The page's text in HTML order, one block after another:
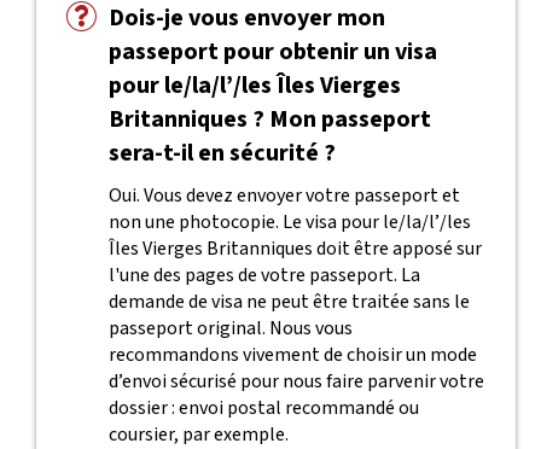
Dois-je vous envoyer mon
passeport pour obtenir un visa
pour le/la/l’/les Îles Vierges
Britanniques ? Mon passeport
sera-t-il en sécurité ?
Oui. Vous devez envoyer votre passeport et
non une photocopie. Le visa pour le/la/l’/les
Îles Vierges Britanniques doit être apposé sur
l'une des pages de votre passeport. La
demande de visa ne peut être traitée sans le
passeport original. Nous vous
recommandons vivement de choisir un mode
d’envoi sécurisé pour nous faire parvenir votre
dossier : envoi postal recommandé ou
coursier, par exemple.